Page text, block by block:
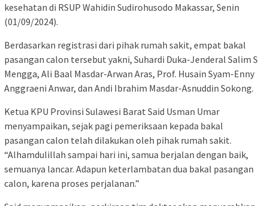
kesehatan di RSUP Wahidin Sudirohusodo Makassar, Senin
(01/09/2024).
Berdasarkan registrasi dari pihak rumah sakit, empat bakal
pasangan calon tersebut yakni, Suhardi Duka-Jenderal Salim S
Mengga, Ali Baal Masdar-Arwan Aras, Prof. Husain Syam-Enny
Anggraeni Anwar, dan Andi Ibrahim Masdar-Asnuddin Sokong.
Ketua KPU Provinsi Sulawesi Barat Said Usman Umar
menyampaikan, sejak pagi pemeriksaan kepada bakal
pasangan calon telah dilakukan oleh pihak rumah sakit.
“Alhamdulillah sampai hari ini, samua berjalan dengan baik,
semuanya lancar. Adapun keterlambatan dua bakal pasangan
calon, karena proses perjalanan.”